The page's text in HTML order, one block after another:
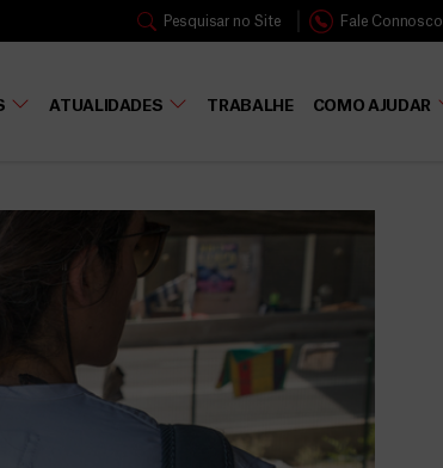
Pesquisar no Site Fale Connosco
ATUALIDADES TRABALHE COMO AJUDAR